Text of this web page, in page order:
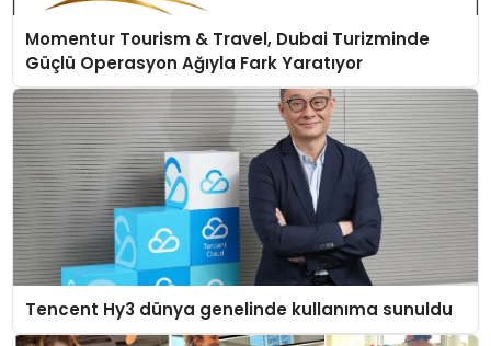
Momentur Tourism & Travel, Dubai Turizminde
Güçlü Operasyon Ağıyla Fark Yaratıyor
Tencent Hy3 dünya genelinde kullanıma sunuldu